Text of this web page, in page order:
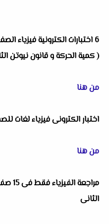
( كمية الحركة و قانون نيوتن
من هنا
اختبار الكترونى فيزياء لغات
من هنا
الثانى